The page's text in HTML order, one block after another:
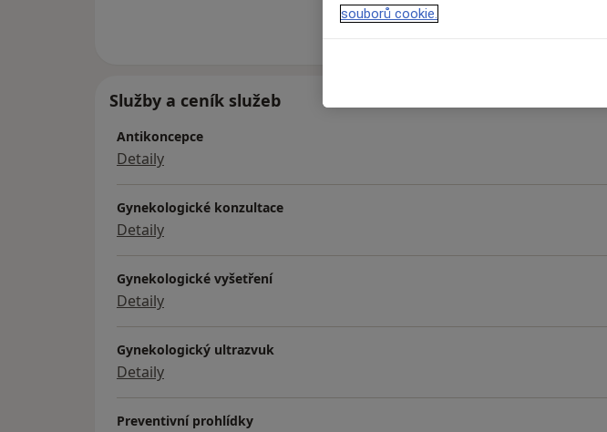
Více
Služby a ceník služeb
Antikoncepce
Detaily
Gynekologické konzultace
Detaily
Gynekologické vyšetření
Detaily
Gynekologický ultrazvuk
Detaily
Preventivní prohlídky
souborů cookie.